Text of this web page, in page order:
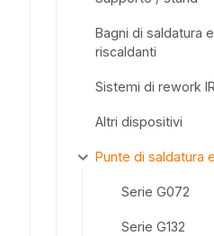
Bagni di saldatura
riscaldanti
Sistemi di rework IR
Altri dispositivi
Punte di saldatura
Serie G072
Serie G132